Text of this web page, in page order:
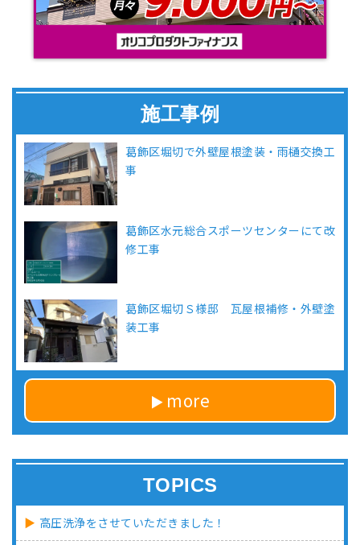
施工事例
葛飾区堀切で外壁屋根塗装・雨樋交換工
事
葛飾区水元総合スポーツセンターにて改
修工事
葛飾区堀切Ｓ様邸 瓦屋根補修・外壁塗
装工事
more
TOPICS
高圧洗浄をさせていただきました！